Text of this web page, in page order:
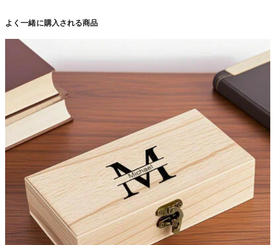
よく一緒に購入される商品